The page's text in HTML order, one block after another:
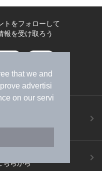
that we and
advertisi
on our servi
トをフォローして
報を受け取ろう
ちらから